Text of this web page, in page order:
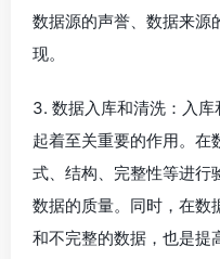
数据源的声誉、数据来源
现。
3. 数据入库和清洗：入
起着至关重要的作用。在
式、结构、完整性等进行
数据的质量。同时，在数
和不完整的数据，也是提